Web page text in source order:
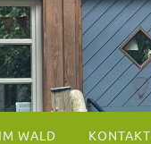
WALD KONTAKT